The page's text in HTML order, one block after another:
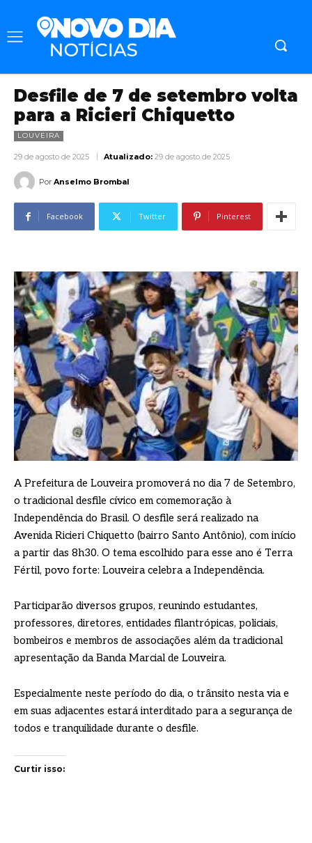
Desfile de 7 de setembro volta
para a Ricieri Chiquetto
LOUVEIRA
29 de agosto de 2025 Atualizado: 29 de agosto de 2025
Por Anselmo Brombal
Facebook Twitter Pinterest
A Prefeitura de Louveira promoverá no dia 7 de Setembro,
o tradicional desfile cívico em comemoração à
Independência do Brasil. O desfile será realizado na
Avenida Ricieri Chiquetto (bairro Santo Antônio), com início
a partir das 8h30. O tema escolhido para esse ano é Terra
Fértil, povo forte: Louveira celebra a Independência.
Participarão diversos grupos, reunindo estudantes,
professores, diretores, entidades filantrópicas, policiais,
bombeiros e membros de associações além da tradicional
apresentação da Banda Marcial de Louveira.
Especialmente neste período do dia, o trânsito nesta via e
em suas adjacentes estará interditado para a segurança de
todos e tranquilidade durante o desfile.
Curtir isso: